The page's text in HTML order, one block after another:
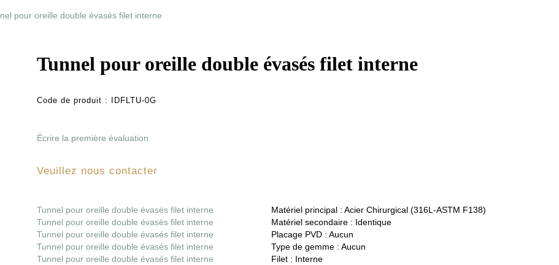
pour oreille double évasés filet interne
Tunnel pour oreille double évasés filet interne
Code de produit : IDFLTU-0G
Écrire la première évaluation
Veuillez nous contacter
Tunnel pour oreille double évasés filet interne
Tunnel pour oreille double évasés filet interne
Tunnel pour oreille double évasés filet interne
Tunnel pour oreille double évasés filet interne
Tunnel pour oreille double évasés filet interne
Matériel principal : Acier Chirurgical (316L-ASTM F138)
Matériel secondaire : Identique
Placage PVD : Aucun
Type de gemme : Aucun
Filet : Interne